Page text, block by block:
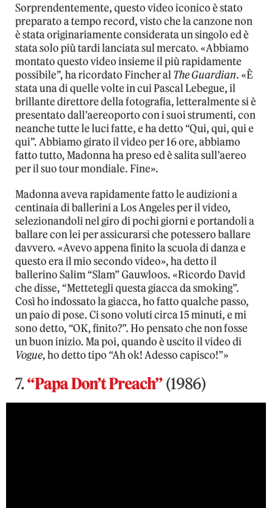
Sorprendentemente, questo video iconico è stato
preparato a tempo record, visto che la canzone non
è stata originariamente considerata un singolo ed è
stata solo più tardi lanciata sul mercato. «Abbiamo
montato questo video insieme il più rapidamente
possibile”, ha ricordato Fincher alThe Guardian. «È
stata una di quelle volte in cui Pascal Lebegue, il
brillante direttore della fotografia, letteralmente si è
presentato dall’aereoporto con i suoi strumenti, con
neanche tutte le luci fatte, e ha detto “Qui, qui, qui e
qui”. Abbiamo girato il video per 16 ore, abbiamo
fatto tutto, Madonna ha preso ed è salita sull’aereo
per il suo tour mondiale. Fine».
Madonna aveva rapidamente fatto le audizioni a
centinaia di ballerini a Los Angeles per il video,
selezionandoli nel giro di pochi giorni e portandoli a
ballare con lei per assicurarsi che potessero ballare
davvero. «Avevo appena finito la scuola di danza e
questo era il mio secondo video», ha detto il
ballerino Salim “Slam” Gauwloos. «Ricordo David
che disse, “Mettetegli questa giacca da smoking”.
Così ho indossato la giacca, ho fatto qualche passo,
un paio di pose. Ci sono voluti circa 15 minuti, e mi
sono detto, “OK, finito?”. Ho pensato che non fosse
un buon inizio. Ma poi, quando è uscito il video di
Vogue, ho detto tipo “Ah ok! Adesso capisco!”»
7.“Papa Don’t Preach”(1986)